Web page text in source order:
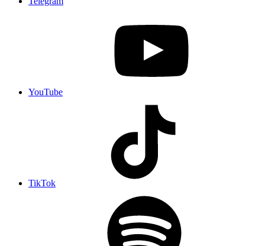
YouTube
TikTok